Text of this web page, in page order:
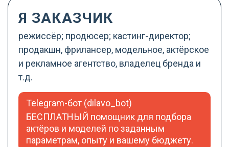
Я ЗАКАЗЧИК
режиссёр; продюсер; кастинг-директор;
продакшн, фрилансер, модельное, актёрское
и рекламное агентство, владелец бренда и
т.д.
Telegram-бот (dilavo_bot)
БЕСПЛАТНЫЙ помощник для подбора
актёров и моделей по заданным
параметрам, опыту и вашему бюджету.